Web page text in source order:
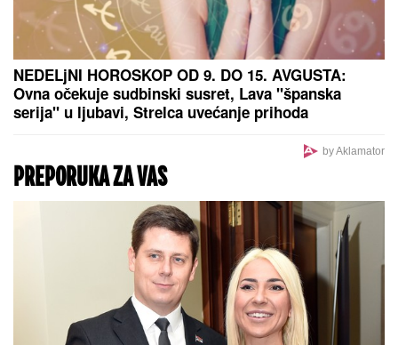
"ŽELIM BEBU"Jelena Gavrilović progovorila o
svadbi i renoviranju kuće: "Išla sam roditeljima da
kažem da odustajem"